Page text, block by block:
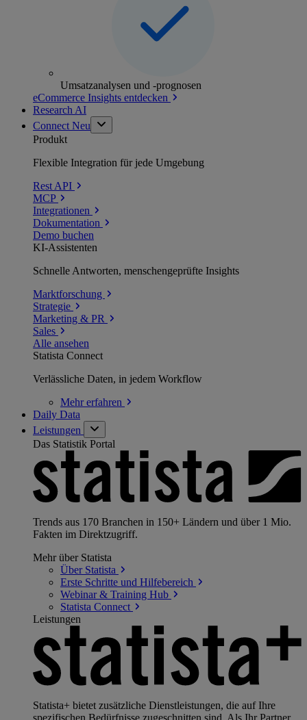
Umsatzanalysen und -prognosen
eCommerce Insights entdecken
Research AI
Connect Neu
Produkt
Flexible Integration für jede Umgebung
Rest API
MCP
Integrationen
Dokumentation
Demo buchen
KI-Assistenten
Schnelle Antworten, menschengeprüfte Insights
Marktforschung
Strategie
Marketing & PR
Sales
Alle ansehen
Statista Connect
Verlässliche Daten, in jedem Workflow
Mehrerfahren
Daily Data
Leistungen
Das Statistik Portal
Trends aus 170 Branchen in 150+ Ländern und über 1 Mio.
Fakten im Direktzugriff.
Mehr über Statista
Über Statista
Erste Schritte und Hilfebereich
Webinar & Training Hub
Statista Connect
Leistungen
Statista+ bietet zusätzliche Dienstleistungen, die auf Ihre
spezifischen Bedürfnisse zugeschnitten sind. Als Ihr Partner